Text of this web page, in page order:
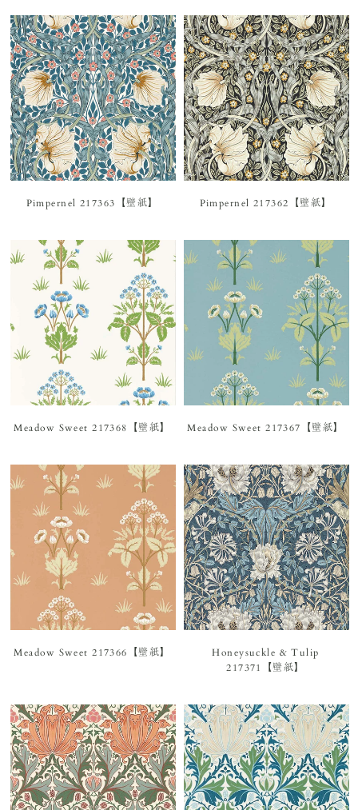
Pimpernel 217363【壁紙】 Pimpernel 217362【壁紙】
Meadow Sweet 217368【壁紙】 Meadow Sweet 217367【壁紙】
Meadow Sweet 217366【壁紙】
Honeysuckle & Tulip
217371【壁紙】